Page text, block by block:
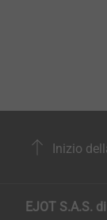
Inizio
EJOT S.A.S.